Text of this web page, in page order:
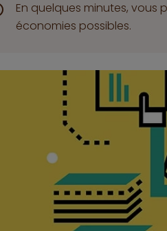
En quelques minutes,
économies possibles.